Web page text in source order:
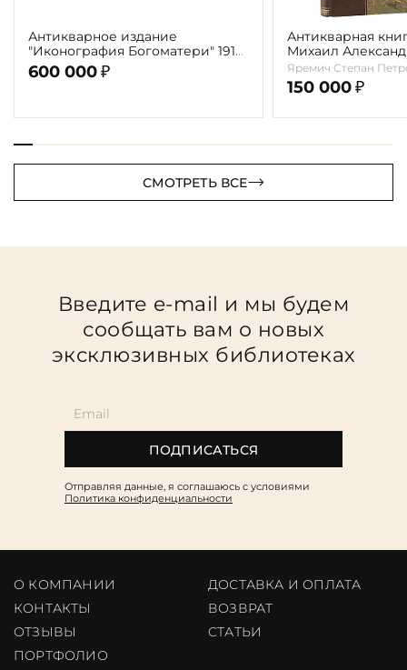
Антикварное издание
"Иконография Богоматери" 1914
г. (в 2-х томах с автографом
автора)
600 000 ₽
Антикварная
Михаил
Врубель. Жизнь
1911г.
Яремич Степан
150 000 ₽
СМОТРЕТЬ ВСЕ
Введите e-mail и мы будем
сообщать вам о новых
эксклюзивных библиотеках
ПОДПИСАТЬСЯ
Отправляя данные, я соглашаюсь c условиями
Политика конфиденциальности
О КОМПАНИИ
ДОСТАВКА И ОПЛАТА
КОНТАКТЫ
ВОЗВРАТ
ОТЗЫВЫ
CТАТЬИ
ПОРТФОЛИО